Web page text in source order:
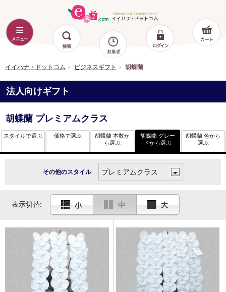
イイハナ・ドットコム ビジネスギフト 胡蝶蘭
法人向けギフト
胡蝶蘭 プレミアムクラス
スタイルで選ぶ 価格で選ぶ
胡蝶蘭 本数か
ら選ぶ
胡蝶蘭 グレー
ドから選ぶ
胡蝶蘭 色から
選ぶ
その他のスタイル
表示切替: